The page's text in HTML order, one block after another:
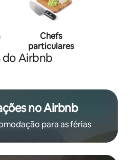
Chefs
particulares
do Airbnb
no Airbnb
para as férias